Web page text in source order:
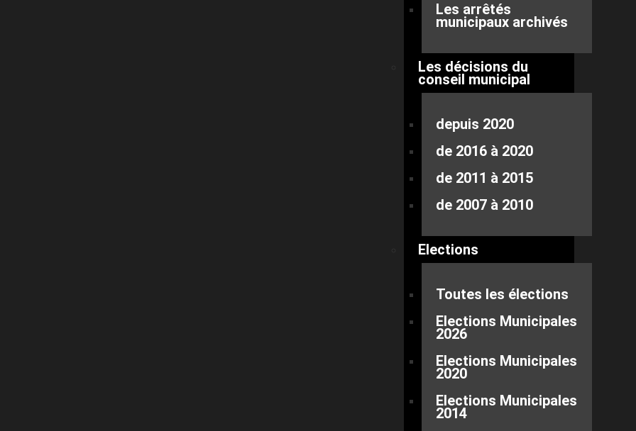
Les arrêtés
municipaux archivés
Les décisions du
conseil municipal
depuis 2020
de 2016 à 2020
de 2011 à 2015
de 2007 à 2010
Elections
Toutes les élections
Elections Municipales
2026
Elections Municipales
2020
Elections Municipales
2014